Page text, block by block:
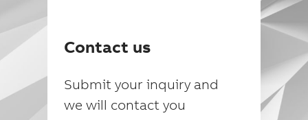
Contact us
Submit your inquiry and
we will contact you